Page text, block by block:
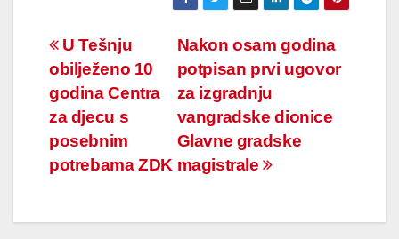
Navigacija
članaka
Nakon osam godina
potpisan prvi ugovor
za izgradnju
vangradske dionice
Glavne gradske
magistrale
U Tešnju
obilježeno 10
godina Centra
za djecu s
posebnim
potrebama ZDK